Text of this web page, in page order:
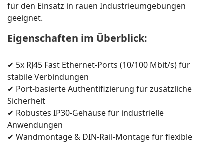
für den Einsatz in rauen Industrieumgebungen
geeignet.
Eigenschaften im Überblick:
✔ 5x RJ45 Fast Ethernet-Ports (10/100 Mbit/s) für
stabile Verbindungen
✔ Port-basierte Authentifizierung für zusätzliche
Sicherheit
✔ Robustes IP30-Gehäuse für industrielle
Anwendungen
✔ Wandmontage & DIN-Rail-Montage für flexible